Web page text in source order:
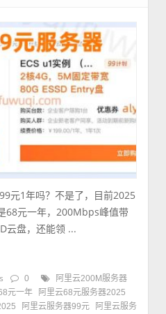
元1年吗？不是了，目前2025
68元一年，200Mbps峰值带
云盘，还能领 ...
0
阿里云200M服务器
元一年
阿里云68元服务器2025
阿里云服务器99元
阿里云服务